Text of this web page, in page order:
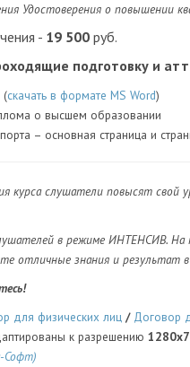
Удостоверения о повышении
- 19 500 руб.
подготовку и
(скачать в формате MS Word)
о высшем образовании
– основная страница и
курса слушатели повысят свой
в режиме ИНТЕНСИВ. На
отличные знания и результат
для физических лиц / Договор
к разрешению
Софт)